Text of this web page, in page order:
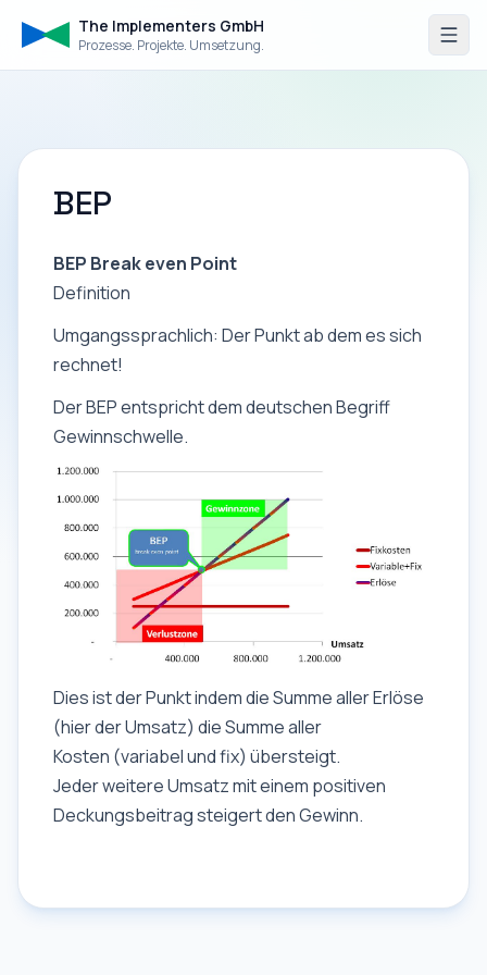
The Implementers GmbH
Prozesse. Projekte. Umsetzung.
BEP
BEP Break even Point
Definition
Umgangssprachlich: Der Punkt ab dem es sich
rechnet!
Der BEPentsprichtdem deutschen Begriff
Gewinnschwelle.
Dies ist der Punkt indem die Summe aller Erlöse
(hier der Umsatz) die Summe aller
Kosten (variabel und fix) übersteigt.
Jeder weitere Umsatz mit einem positiven
Deckungsbeitrag steigert den Gewinn.